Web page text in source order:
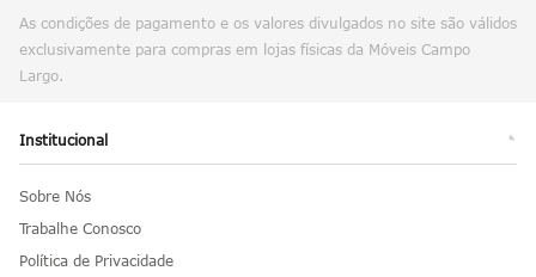
Nosso time está preparado para oferecer atendimento personalizado,
orientando cada escolha de acordo com o uso, o espaço e o estilo de
As condições de pagamento e os valores divulgados no site são válidos
Largo.
Institucional